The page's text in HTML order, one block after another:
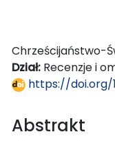
Chrześcijaństwo-
Dział: Recenzje i
https://doi.org/
Abstrakt